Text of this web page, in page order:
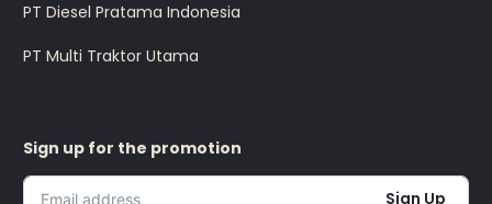
PT Diesel Pratama Indonesia
PT Multi Traktor Utama
Sign up for the promotion
Sign Up